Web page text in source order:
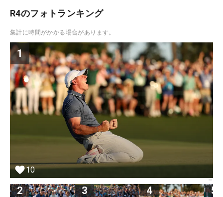
R4のフォトランキング
集計に時間がかかる場合があります。
1
10
2 3 4 5